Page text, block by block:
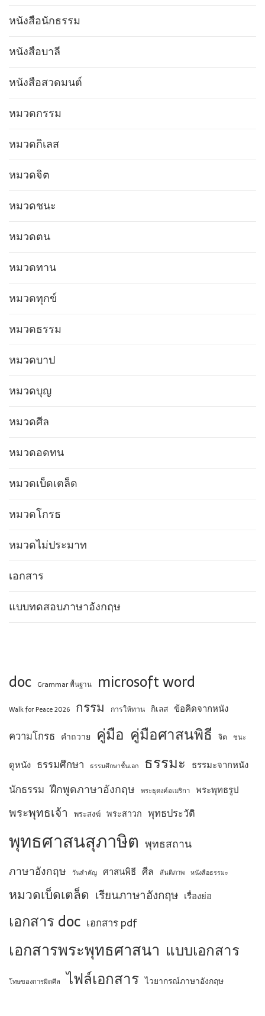
หนังสือนักธรรม
หนังสือบาลี
หนังสือสวดมนต์
หมวดกรรม
หมวดกิเลส
หมวดจิต
หมวดชนะ
หมวดตน
หมวดทาน
หมวดทุกข์
หมวดธรรม
หมวดบาป
หมวดบุญ
หมวดศีล
หมวดอดทน
หมวดเบ็ดเตล็ด
หมวดโกรธ
หมวดไม่ประมาท
เอกสาร
แบบทดสอบภาษาอังกฤษ
doc Grammar พื้นฐาน microsoft word
Walk for Peace 2026 กรรม การให้ทาน กิเลส ข้อคิดจากหนัง
ความโกรธ คำถวาย คู่มือ คู่มือศาสนพิธี จิต ชนะ
ดูหนัง ธรรมศึกษา ธรรมศึกษาชั้นเอก ธรรมะ ธรรมะจากหนัง
นักธรรม ฝึกพูดภาษาอังกฤษ พระธุดงค์อเมริกา พระพุทธรูป
พระพุทธเจ้า พระสงฆ์ พระสาวก พุทธประวัติ
พุทธศาสนสุภาษิต พุทธสถาน
ภาษาอังกฤษ วันสำคัญ ศาสนพิธี ศีล สันติภาพ หนังสือธรรมะ
หมวดเบ็ดเตล็ด เรียนภาษาอังกฤษ เรื่องย่อ
เอกสาร doc เอกสาร pdf
เอกสารพระพุทธศาสนา แบบเอกสาร
โทษของการผิดศีล ไฟล์เอกสาร ไวยากรณ์ภาษาอังกฤษ